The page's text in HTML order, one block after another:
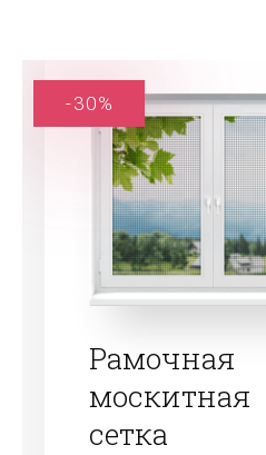
Рамочная
москитная
сетка
-30%